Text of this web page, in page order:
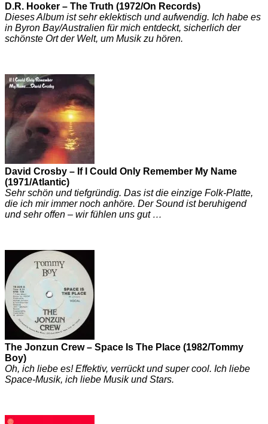
D.R. Hooker – The Truth (1972/On Records)
Dieses Album ist sehr eklektisch und aufwendig. Ich habe es
in Byron Bay/Australien für mich entdeckt, sicherlich der
schönste Ort der Welt, um Musik zu hören.
David Crosby – If I Could Only Remember My Name
(1971/Atlantic)
Sehr schön und tiefgründig. Das ist die einzige Folk-Platte,
die ich mir immer noch anhöre. Der Sound ist beruhigend
und sehr offen – wir fühlen uns gut …
The Jonzun Crew – Space Is The Place (1982/Tommy
Boy)
Oh, ich liebe es! Effektiv, verrückt und super cool. Ich liebe
Space-Musik, ich liebe Musik und Stars.